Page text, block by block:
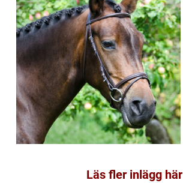
Läs fler inlägg här